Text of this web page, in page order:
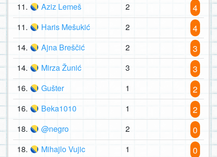
11. Aziz Lemeš 2 4
11. Haris Mešukić 2 4
14. Ajna Breščić 2 3
14. Mirza Žunić 3 3
16. Gušter 1 2
16. Beka1010 1 2
18. @negro 2 0
18. Mihajlo Vujic 1 0